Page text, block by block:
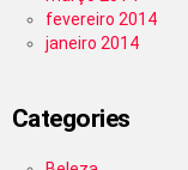
fevereiro 2014
janeiro 2014
Categories